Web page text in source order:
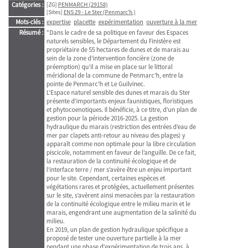
Catégories : [ZG] PENMARCH (29158)
[Sites] ENS 29 - Le Ster (Penmarc’h )
Mots-clés : expertise placette expérimentation ouverture à la mer
Résumé : "Dans le cadre de sa politique en faveur des Espaces
naturels sensibles, le Département du Finistère est
propriétaire de 55 hectares de dunes et de marais au
sein de la zone d’intervention foncière (zone de
préemption) qu’il a mise en place sur le littoral
méridional de la commune de Penmarc’h, entre la
pointe de Penmarc’h et Le Guilvinec.
L’Espace naturel sensible des dunes et marais du Ster
présente d’importants enjeux faunistiques, floristiques
et phytocoenotiques. Il bénéficie, à ce titre, d’un plan de
gestion pour la période 2016-2025. La gestion
hydraulique du marais (restriction des entrées d’eau de
mer par clapets anti-retour au niveau des plages) y
apparaît comme non optimale pour la libre circulation
piscicole, notamment en faveur de l’anguille. De ce fait,
la restauration de la continuité écologique et de
l’interface terre / mer s’avère être un enjeu important
pour le site. Cependant, certaines espèces et
végétations rares et protégées, actuellement présentes
sur le site, s’avèrent ainsi menacées par la restauration
de la continuité écologique entre le milieu marin et le
marais, engendrant une augmentation de la salinité du
milieu.
En 2019, un plan de gestion hydraulique spécifique a
proposé de tester une ouverture partielle à la mer